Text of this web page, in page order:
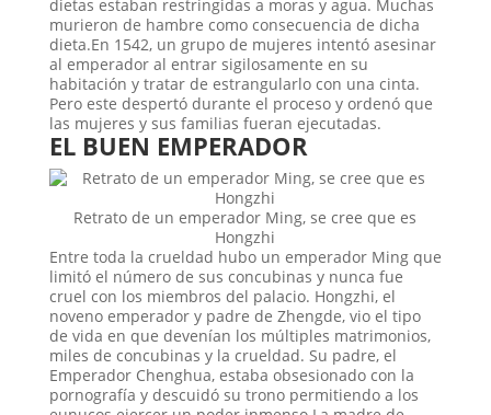
dietas estaban restringidas a moras y agua. Muchas
murieron de hambre como consecuencia de dicha
dieta.En 1542, un grupo de mujeres intentó asesinar
al emperador al entrar sigilosamente en su
habitación y tratar de estrangularlo con una cinta.
Pero este despertó durante el proceso y ordenó que
las mujeres y sus familias fueran ejecutadas.
EL BUEN EMPERADOR
Retrato de un emperador Ming, se cree que es
Hongzhi
Entre toda la crueldad hubo un emperador Ming que
limitó el número de sus concubinas y nunca fue
cruel con los miembros del palacio. Hongzhi, el
noveno emperador y padre de Zhengde, vio el tipo
de vida en que devenían los múltiples matrimonios,
miles de concubinas y la crueldad. Su padre, el
Emperador Chenghua, estaba obsesionado con la
pornografía y descuidó su trono permitiendo a los